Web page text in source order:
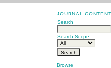
JOURNAL CONTENT
Search
Search Scope
Browse